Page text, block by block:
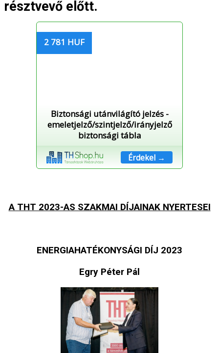
résztvevő előtt.
2 781 HUF
Biztonsági utánvilágító jelzés -
emeletjelző/szintjelző/irányjelző
biztonsági tábla
Érdekel →
A THT 2023-AS SZAKMAI DÍJAINAK NYERTESEI
ENERGIAHATÉKONYSÁGI DÍJ 2023
Egry Péter Pál